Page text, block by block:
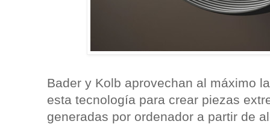
Bader y Kolb aprovechan al máximo
esta tecnología para crear piezas
generadas por ordenador a partir de